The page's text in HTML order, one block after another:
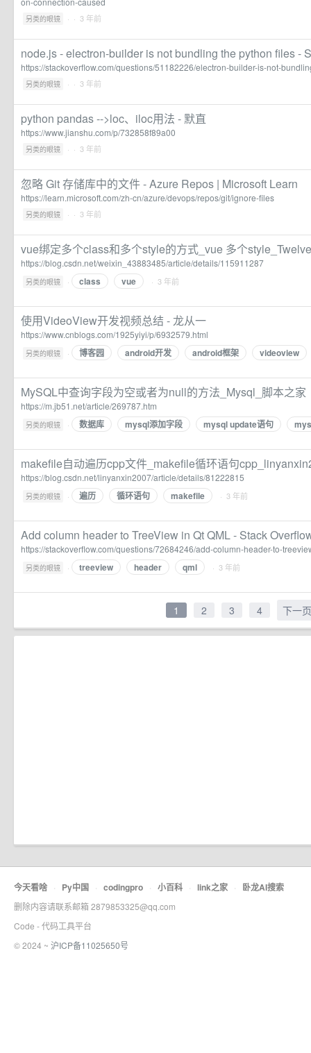
另类的眼镜 · · 3 年前
node.js - electron-builder is not bundling the python files -
https://stackoverflow.com/questions/51182226/electron-builder-is-not-
另类的眼镜 · · 3 年前
python pandas -->loc、iloc用法 - 默直
https://www.jianshu.com/p/732858f89a00
另类的眼镜 · · 3 年前
忽略 Git 存储库中的文件 - Azure Repos | Microsoft Learn
https://learn.microsoft.com/zh-cn/azure/devops/repos/git/ignore-files
另类的眼镜 · · 3 年前
vue绑定多个class和多个style的方式_vue 多个
https://blog.csdn.net/weixin_43883485/article/details/115911287
另类的眼镜 · class vue · 3 年前
使用VideoView开发视频总结 - 龙从一
https://www.cnblogs.com/1925yiyi/p/6932579.html
另类的眼镜 · 博客园 android开发 android框架 videoview
MySQL中查询字段为空或者为null的方法_Mysql_脚本之家
https://m.jb51.net/article/269787.htm
另类的眼镜 · 数据库 mysql添加字段 mysql update语句
makefile自动遍历cpp文件_makefile循环语句
https://blog.csdn.net/linyanxin2007/article/details/81222815
另类的眼镜 · 遍历 循环语句 makefile · 3 年前
Add column header to TreeView in Qt QML - Stack
https://stackoverflow.com/questions/72684246/add-column-header-to-
另类的眼镜 · treeview header qml · 3 年前
1 2 3 4 下一页
今天看啥 · Py中国 · codingpro · 小百科 · link之家 · 卧龙AI搜索
删除内容请联系邮箱 2879853325@qq.com
Code - 代码工具平台
© 2024 ~ 沪ICP备11025650号